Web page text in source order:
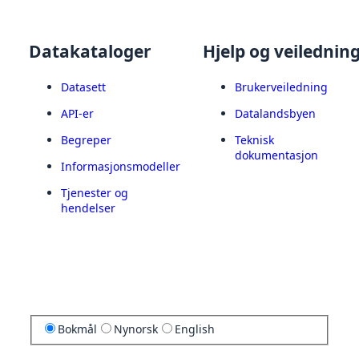
Datakataloger
Datasett
API-er
Begreper
Informasjonsmodeller
Tjenester og
hendelser
Hjelp og
Brukerveiledning
Datalandsbyen
Teknisk
dokumentasjon
Bokmål Nynorsk English